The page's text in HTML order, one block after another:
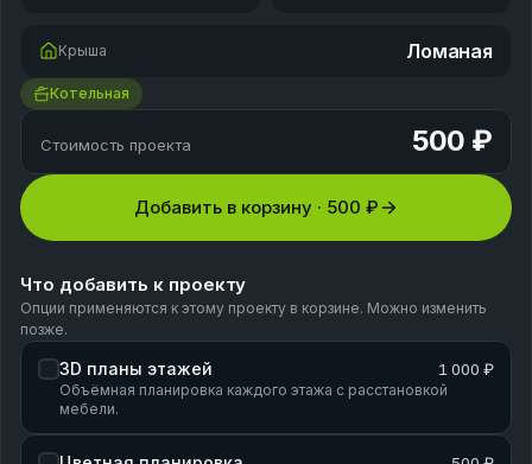
Крыша Ломаная
Котельная
Стоимость проекта 500 ₽
Добавить в корзину · 500 ₽
Что добавить к проекту
Опции применяются к этому проекту в корзине. Можно изменить
позже.
3D планы этажей 1 000 ₽
Объёмная планировка каждого этажа с расстановкой
мебели.